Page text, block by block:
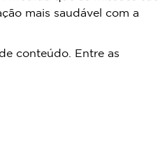
mais saudável com a
conteúdo. Entre as